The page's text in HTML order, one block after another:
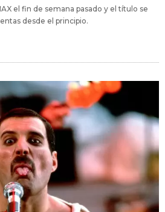
el fin de semana pasado y el título se
desde el principio.